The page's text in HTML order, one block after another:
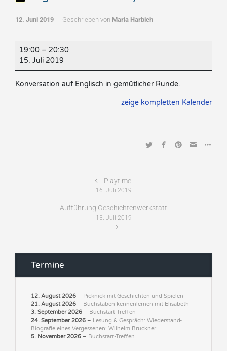
12. Juni 2019 Geschrieben von Maria Harbich
English
in
19:00 – 20:30
15. Juli 2019
Konversation auf Englisch in gemütlicher Runde.
zeige kompletten Kalender
Playtime
16. Juli 2019
Aufführung Geschichtenwerkstatt
13. Juli 2019
Termine
12. August 2026 – Picknick mit Geschichten und Spielen
21. August 2026 – Buchstaben kennenlernen mit Elisabeth
3. September 2026 – Buchstart-Treffen
24. September 2026 – Lesung & Gespräch: Wiederstand-
Biografie eines Vergessenen: Wilhelm Bruckner
5. November 2026 – Buchstart-Treffen